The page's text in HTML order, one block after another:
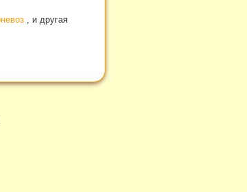
, и другая